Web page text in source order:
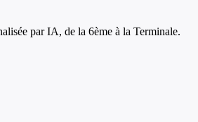
par IA, de la 6ème à la Terminale.